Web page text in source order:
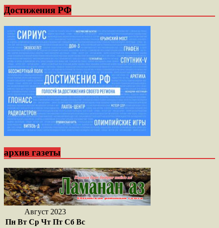
Достижения РФ
архив газеты
Август 2023
Пн Вт Ср Чт Пт Сб Вс